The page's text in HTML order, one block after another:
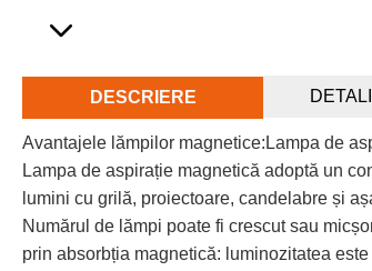
DESCRIERE
Avantajele lămpilor magnetice:Lampa de
Lampa de aspirație magnetică adoptă un
lumini cu grilă, proiectoare, candelabre și
Numărul de lămpi poate fi crescut sau
prin absorbția magnetică: luminozitatea